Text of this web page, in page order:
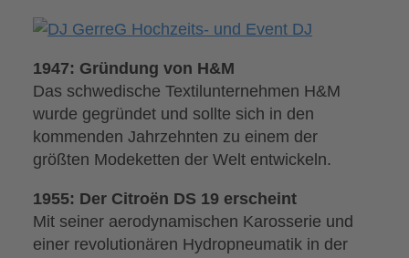
1947: Gründung von H&M
Das schwedische Textilunternehmen H&M
wurde gegründet und sollte sich in den
kommenden Jahrzehnten zu einem der
größten Modeketten der Welt entwickeln.
1955: Der Citroën DS 19 erscheint
Mit seiner aerodynamischen Karosserie und
einer revolutionären Hydropneumatik in der